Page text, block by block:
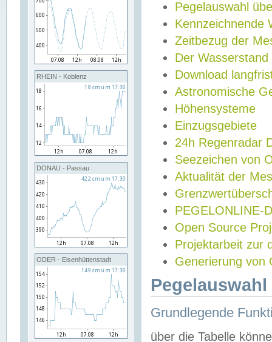
RHEIN - Koblenz
DONAU - Passau
ODER - Eisenhüttenstadt
Pegelauswahl
Kennzeichnende
Zeitbezug der
Der Wasserstand
Download
Astronomische
Höhensysteme
Einzugsgebiete
24h Regenradar
Seezeichen von
Aktualität der
PEGELONLINE-
Open Source
Projektarbeit zur
Generierung von
Grundlegende
über die Tabelle